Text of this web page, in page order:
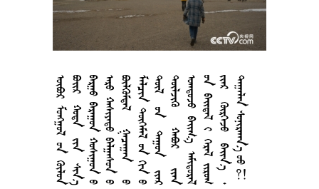


















































































































































































































 